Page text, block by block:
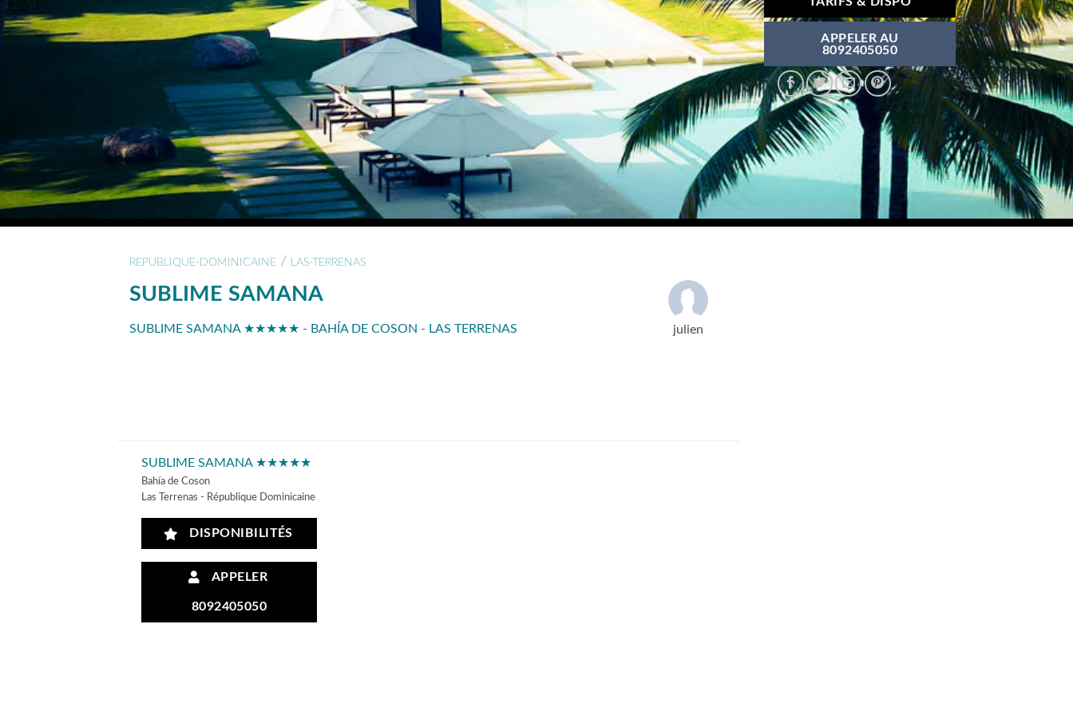
REPUBLIQUE-DOMINICAINE / LAS-TERRENAS
SUBLIME SAMANA
SUBLIME SAMANA ★★★★★ - BAHÍA DE COSON - LAS TERRENAS julien
SUBLIME SAMANA ★★★★★
Bahía de Coson
Las Terrenas - République Dominicaine
DISPONIBILITÉS
APPELER
8092405050
APPELER AU
8092405050